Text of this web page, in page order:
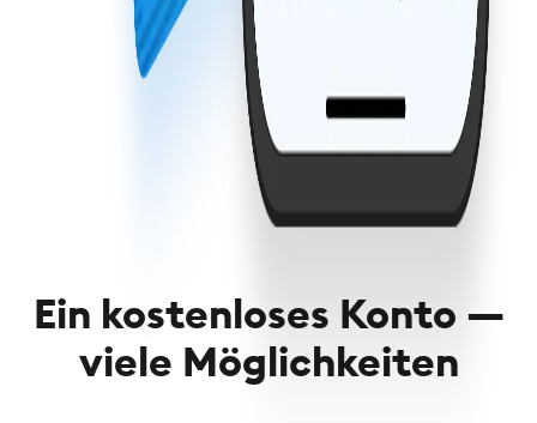
Ein kostenloses Konto —
viele Möglichkeiten